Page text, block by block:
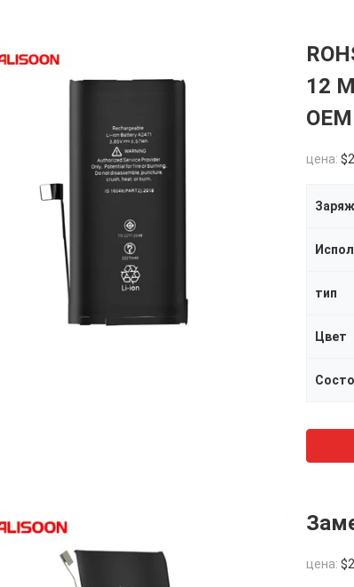
12
OEM
цена:
тип
Цвет
цена: